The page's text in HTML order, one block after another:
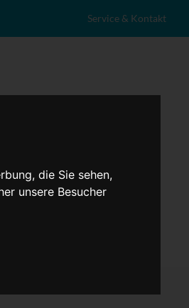
die Sie sehen,
unsere Besucher
Service & Kontakt